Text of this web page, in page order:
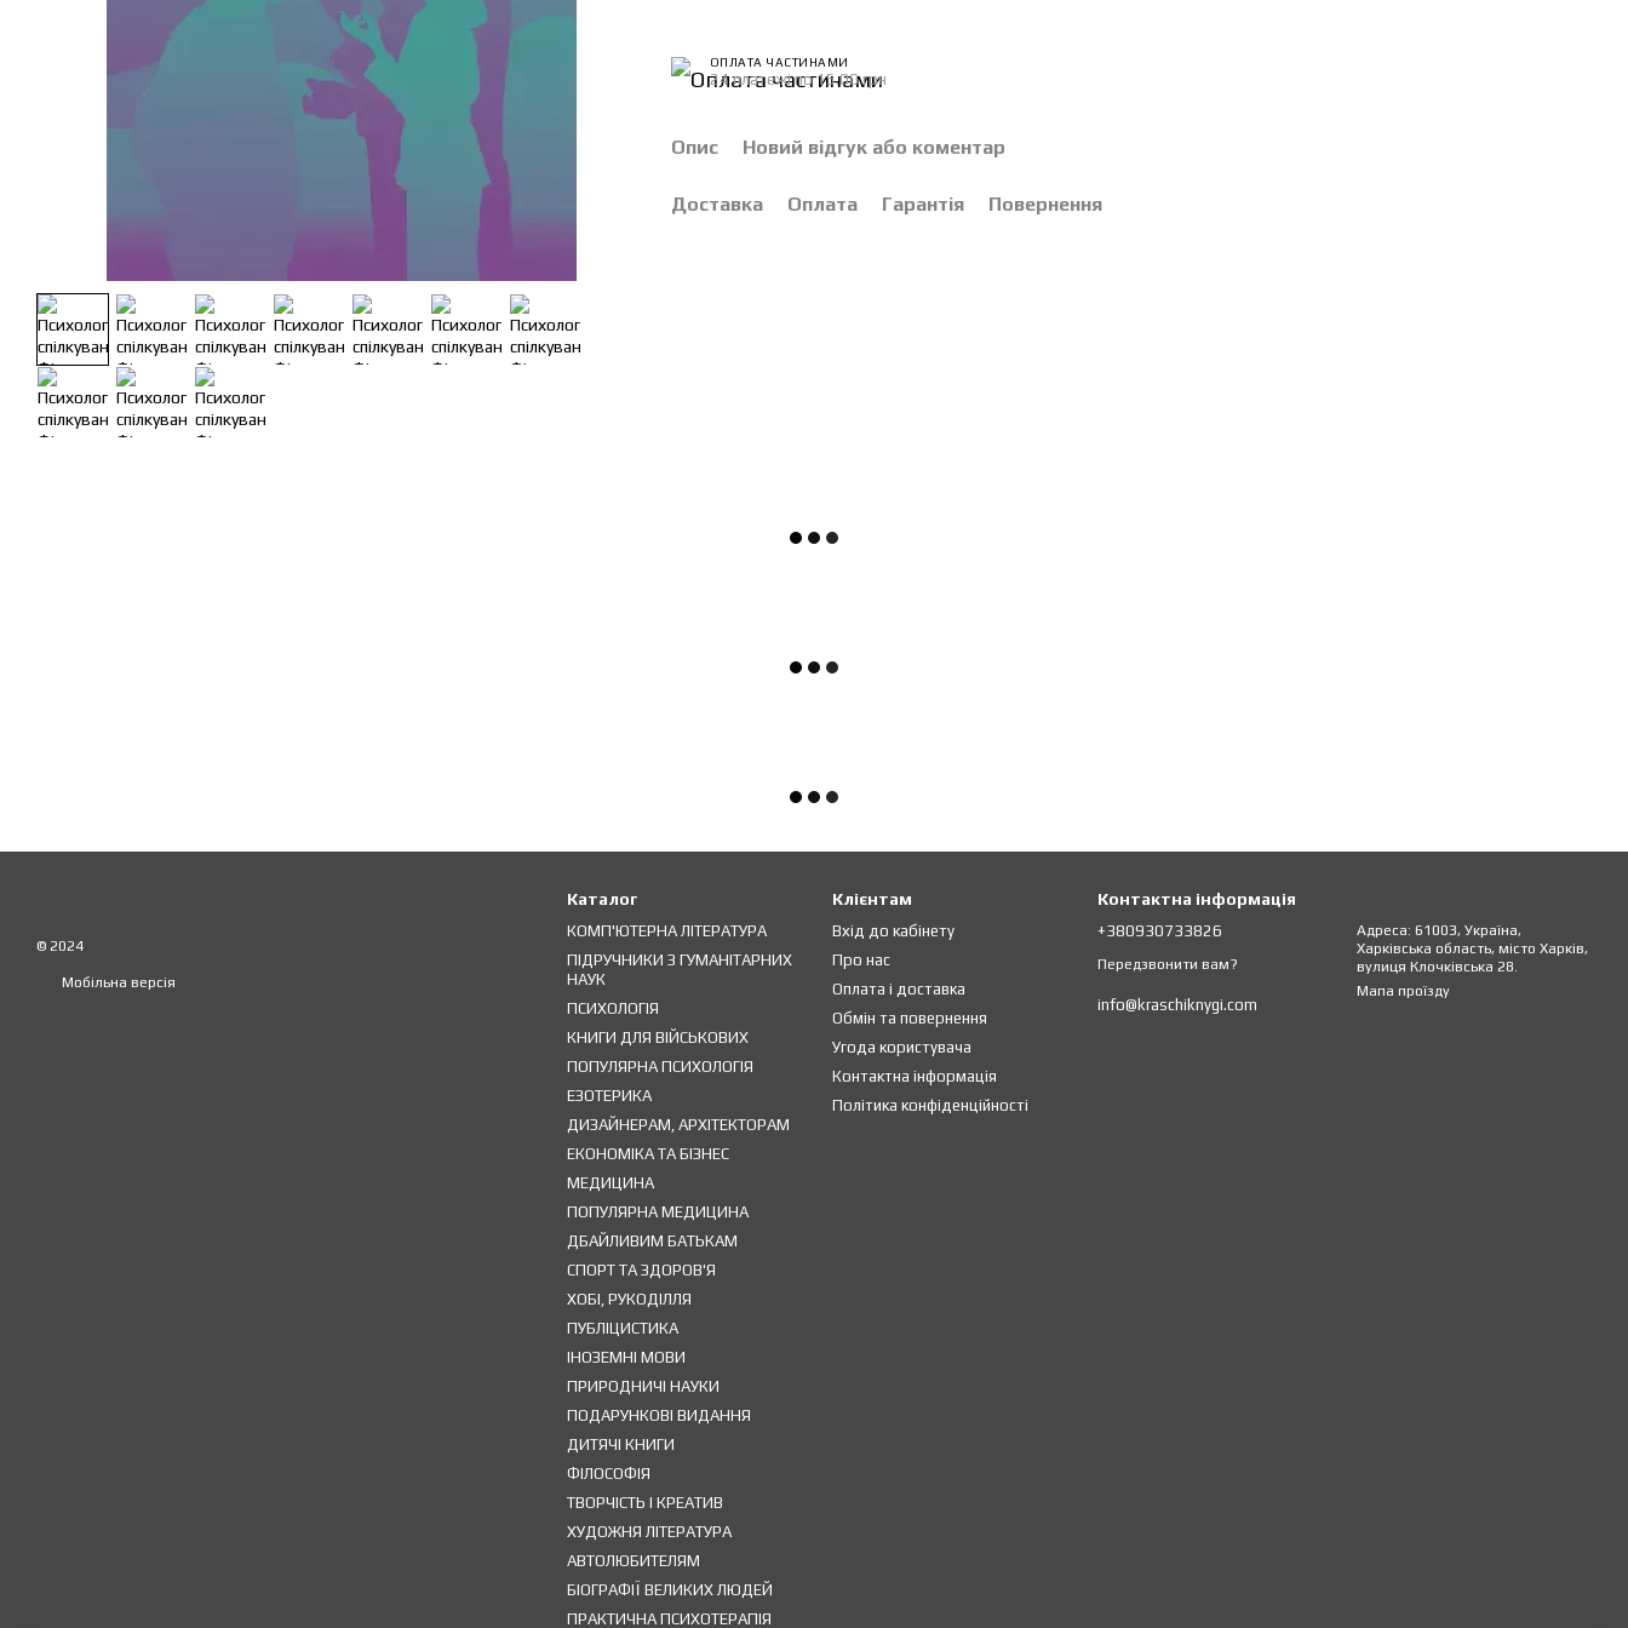
ОПЛАТА ЧАСТИНАМИ
24 платежі по 15.00 грн
Опис Новий відгук або коментар
Доставка Оплата Гарантія Повернення
© 2024
Мобільна версія
Каталог
КОМП'ЮТЕРНА ЛІТЕРАТУРА
ПІДРУЧНИКИ З ГУМАНІТАРНИХ
НАУК
ПСИХОЛОГІЯ
КНИГИ ДЛЯ ВІЙСЬКОВИХ
ПОПУЛЯРНА ПСИХОЛОГІЯ
ЕЗОТЕРИКА
ДИЗАЙНЕРАМ, АРХІТЕКТОРАМ
ЕКОНОМІКА ТА БІЗНЕС
МЕДИЦИНА
ПОПУЛЯРНА МЕДИЦИНА
ДБАЙЛИВИМ БАТЬКАМ
СПОРТ ТА ЗДОРОВ'Я
ХОБІ, РУКОДІЛЛЯ
ПУБЛІЦИСТИКА
ІНОЗЕМНІ МОВИ
ПРИРОДНИЧІ НАУКИ
ПОДАРУНКОВІ ВИДАННЯ
ДИТЯЧІ КНИГИ
ФІЛОСОФІЯ
ТВОРЧІСТЬ І КРЕАТИВ
ХУДОЖНЯ ЛІТЕРАТУРА
АВТОЛЮБИТЕЛЯМ
БІОГРАФІЇ ВЕЛИКИХ ЛЮДЕЙ
ПРАКТИЧНА ПСИХОТЕРАПІЯ
Клієнтам
Вхід до кабінету
Про нас
Оплата і доставка
Обмін та повернення
Угода користувача
Контактна інформація
Політика конфіденційності
Контактна інформація
+380930733826
Передзвонити вам?
info@kraschiknygi.com
Адреса: 61003, Україна,
Харківська область, місто Харків,
вулиця Клочківська 28.
Мапа проїзду